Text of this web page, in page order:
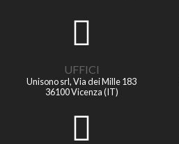
UFFICI
Unisono srl, Via dei Mille 183
36100 Vicenza (IT)